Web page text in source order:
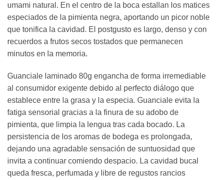
umami natural. En el centro de la boca estallan los matices
especiados de la pimienta negra, aportando un picor noble
que tonifica la cavidad. El postgusto es largo, denso y con
recuerdos a frutos secos tostados que permanecen
minutos en la memoria.
Guanciale laminado 80g engancha de forma irremediable
al consumidor exigente debido al perfecto diálogo que
establece entre la grasa y la especia. Guanciale evita la
fatiga sensorial gracias a la finura de su adobo de
pimienta, que limpia la lengua tras cada bocado. La
persistencia de los aromas de bodega es prolongada,
dejando una agradable sensación de suntuosidad que
invita a continuar comiendo despacio. La cavidad bucal
queda fresca, perfumada y libre de regustos rancios